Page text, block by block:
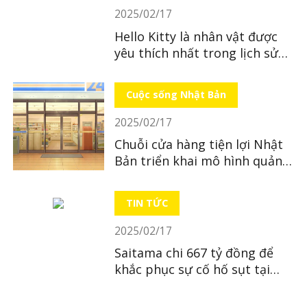
2025/02/17
Hello Kitty là nhân vật được
yêu thích nhất trong lịch sử
Cuộc sống Nhật Bản
2025/02/17
Chuỗi cửa hàng tiện lợi Nhật
Bản triển khai mô hình quản
TIN TỨC
2025/02/17
Saitama chi 667 tỷ đồng để
khắc phục sự cố hố sụt tại